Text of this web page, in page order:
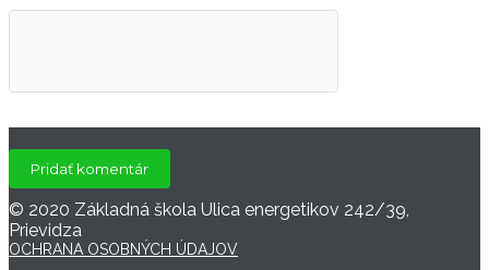
© 2020 Základná škola Ulica energetikov 242/39,
Prievidza
OCHRANA OSOBNÝCH ÚDAJOV